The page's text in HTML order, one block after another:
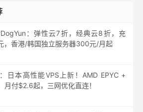
：弹性云7折，经典云8折，充
，香港/韩国独立服务器300元/月起
日本高性能VPS上新！AMD EPYC +
月付$2.6起，三网优化直连！